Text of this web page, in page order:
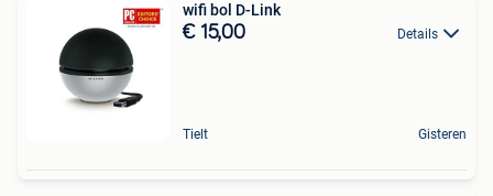
wifi bol D-Link
€ 15,00 Details
Tielt Gisteren